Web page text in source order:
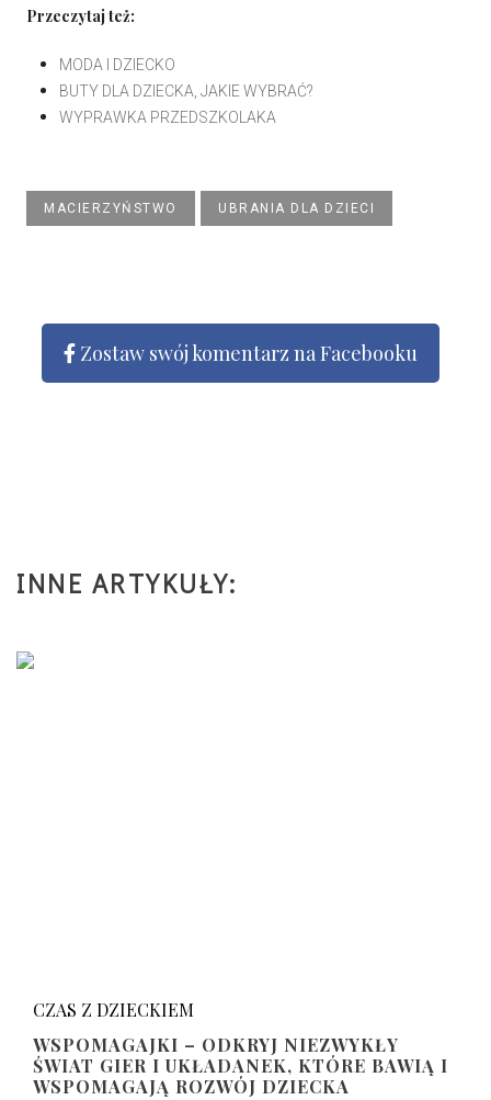
Przeczytaj też:
MODA I DZIECKO
BUTY DLA DZIECKA, JAKIE WYBRAĆ?
WYPRAWKA PRZEDSZKOLAKA
MACIERZYŃSTWO UBRANIA DLA DZIECI
Zostaw swój komentarz na Facebooku
INNE ARTYKUŁY:
CZAS Z DZIECKIEM
WSPOMAGAJKI – ODKRYJ NIEZWYKŁY
ŚWIAT GIER I UKŁADANEK, KTÓRE BAWIĄ I
WSPOMAGAJĄ ROZWÓJ DZIECKA